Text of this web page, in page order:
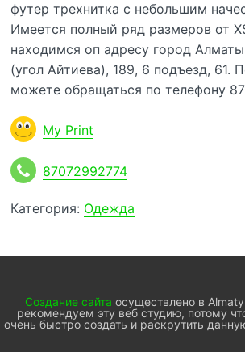
футер трехнитка с небольшим
Имеется полный ряд размеров от
находимся оп адресу город
(угол Айтиева), 189, 6 подъезд, 61.
можете обращаться по телефону
My Print
87072992774
Категория: Одежда
Создание сайта осуществлено в
рекомендуем эту веб студию, потому
очень быстро создать и раскрутить